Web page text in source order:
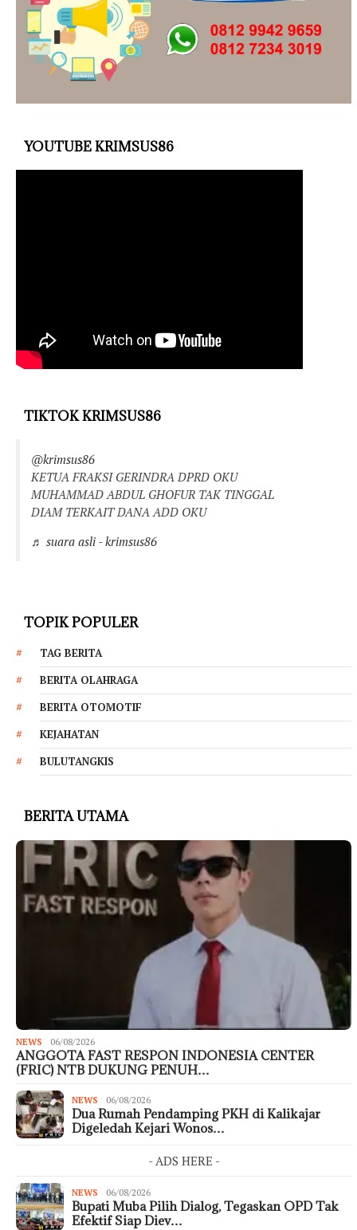
YOUTUBE KRIMSUS86
TIKTOK KRIMSUS86
@krimsus86
KETUA FRAKSI GERINDRA DPRD OKU
MUHAMMAD ABDUL GHOFUR TAK TINGGAL
DIAM TERKAIT DANA ADD OKU
♬ suara asli - krimsus86
TOPIK POPULER
TAG BERITA
BERITA OLAHRAGA
BERITA OTOMOTIF
KEJAHATAN
BULUTANGKIS
BERITA UTAMA
NEWS 06/08/2026
ANGGOTA FAST RESPON INDONESIA CENTER
(FRIC) NTB DUKUNG PENUH…
NEWS 06/08/2026
Dua Rumah Pendamping PKH di Kalikajar
Digeledah Kejari Wonos…
- ADS HERE -
NEWS 06/08/2026
Bupati Muba Pilih Dialog, Tegaskan OPD Tak
Efektif Siap Diev…